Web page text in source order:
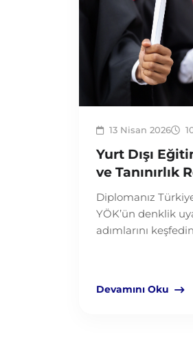
13 Nisan 2026
Yurt Dışı
ve Tanınırlık
Diplomanız
YÖK’ün denklik
adımlarını
Devamını Oku